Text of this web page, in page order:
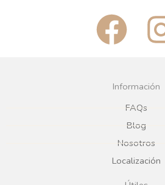
F
a
c
e
b
Información
FAQs
Blog
Nosotros
Localización